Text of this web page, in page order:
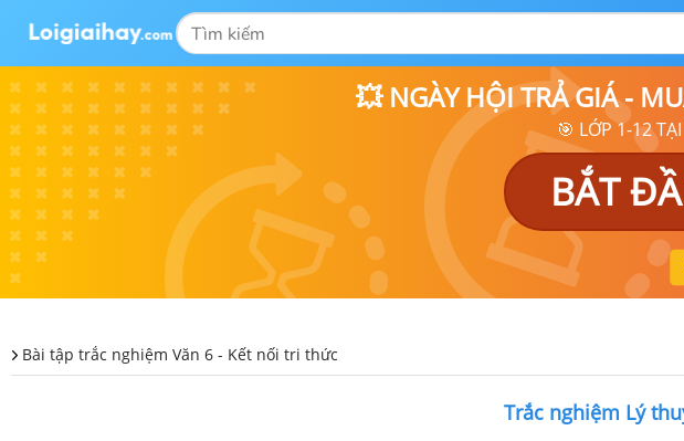
💥 NGÀY HỘI TRẢ GIÁ -
🎯 LỚP 1-12
BẮT
Bài tập trắc nghiệm Văn 6 - Kết nối tri thức
Trắc nghiệm Lý